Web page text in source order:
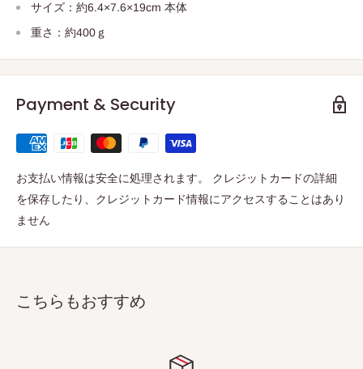
サイズ：約6.4×7.6×19cm 本体
重さ：約400ｇ
Payment & Security
お支払い情報は安全に処理されます。 クレジットカードの詳細
を保存したり、クレジットカード情報にアクセスすることはあり
ません
こちらもおすすめ